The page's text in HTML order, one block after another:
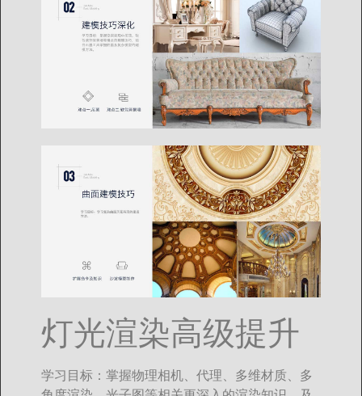
灯光渲染高级提升
学习目标：掌握物理相机、代理、多维材质、多